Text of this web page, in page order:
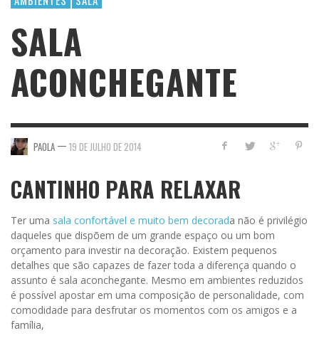
SALA
ACONCHEGANTE
PAOLA — 19 DE JULHO DE 2014
CANTINHO PARA RELAXAR
Ter uma sala confortável e muito bem decorada não é privilégio
daqueles que dispõem de um grande espaço ou um bom
orçamento para investir na decoração. Existem pequenos
detalhes que são capazes de fazer toda a diferença quando o
assunto é sala aconchegante. Mesmo em ambientes reduzidos
é possível apostar em uma composição de personalidade, com
comodidade para desfrutar os momentos com os amigos e a
família,